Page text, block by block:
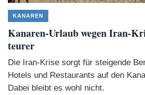
KANAREN
Kanaren-Urlaub wegen Iran-
teurer
Die Iran-Krise sorgt für steigende
Hotels und Restaurants auf den
Dabei bleibt es wohl nicht.